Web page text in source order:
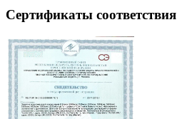
Сертификаты соответствия